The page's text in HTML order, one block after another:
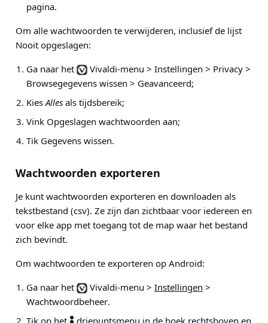
pagina.
Om alle wachtwoorden te verwijderen, inclusief de lijst
Nooit opgeslagen:
Ga naar het
Vivaldi-menu > Instellingen > Privacy >
Browsegegevens wissen > Geavanceerd;
KiesAlles als tijdsbereik;
Vink Opgeslagen wachtwoorden aan;
Tik Gegevens wissen.
Wachtwoorden exporteren
Je kunt wachtwoorden exporteren en downloaden als
tekstbestand (csv). Ze zijn dan zichtbaar voor iedereen en
voor elke app met toegang tot de map waar het bestand
zich bevindt.
Om wachtwoorden te exporteren op Android:
Ga naar het
Vivaldi-menu > Instellingen >
Wachtwoordbeheer.
Tik op het
driepuntsmenu in de hoek rechtsboven en